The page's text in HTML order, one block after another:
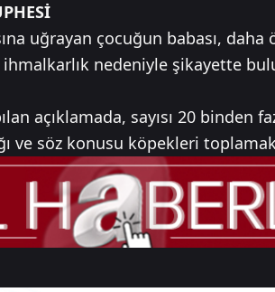
uğrayan çocuğun babası,
nedeniyle şikayette
açıklamada, sayısı 20
ve söz konusu köpekleri